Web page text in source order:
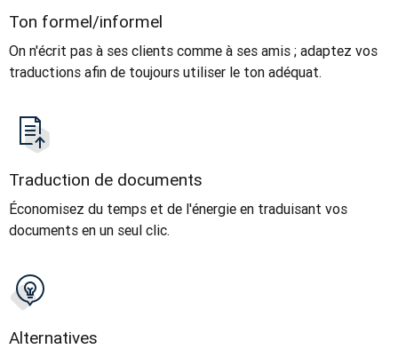
Ton formel/informel
On n'écrit pas à ses clients comme à ses amis ; adaptez vos
traductions afin de toujours utiliser le ton adéquat.
Traduction de documents
Économisez du temps et de l'énergie en traduisant vos
documents en un seul clic.
Alternatives